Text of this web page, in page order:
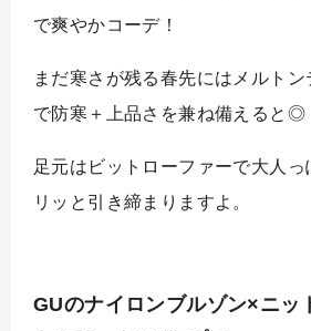
で爽やかコーデ！
まだ寒さが残る春先にはメルトン
で防寒＋上品さを兼ね備えると◎
足元はビットローファーで大人っ
リッと引き締まりますよ。
GUのナイロンブルゾン×ニッ